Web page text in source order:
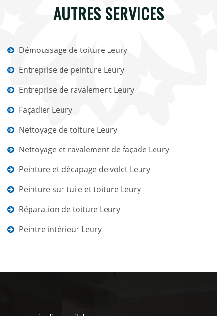
AUTRES SERVICES
Démoussage de toiture Leury
Entreprise de peinture Leury
Entreprise de ravalement Leury
Façadier Leury
Nettoyage de toiture Leury
Nettoyage et ravalement de façade Leury
Peinture et décapage de volet Leury
Peinture sur tuile et toiture Leury
Réparation de toiture Leury
Peintre intérieur Leury